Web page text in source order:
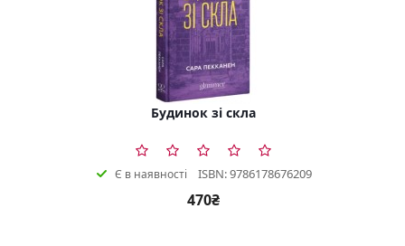
Будинок зі скла
Є в наявності ISBN: 9786178676209
470₴